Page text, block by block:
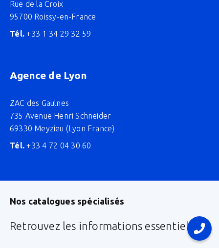
Rue de la Croix
95700 Roissy-en-France
Tél. +33 1 34 29 32 59
Agence de Lyon
ZAC des Gaulnes
735 Avenue Henri Schneider
69330 Meyzieu (Lyon France)
Tél. +33 4 72 04 30 60
Nos catalogues spécialisés
Retrouvez les informations essentielles :